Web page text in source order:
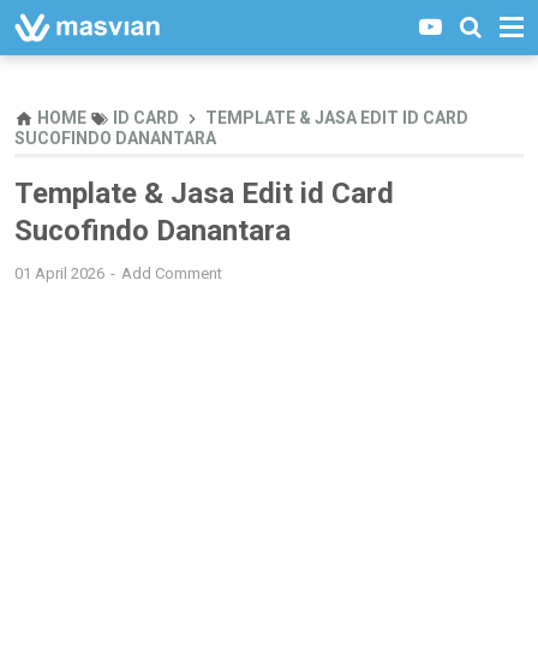
HOME ID CARD
TEMPLATE & JASA EDIT ID CARD
SUCOFINDO DANANTARA
Template & Jasa Edit id Card
Sucofindo Danantara
01 April 2026 Add Comment